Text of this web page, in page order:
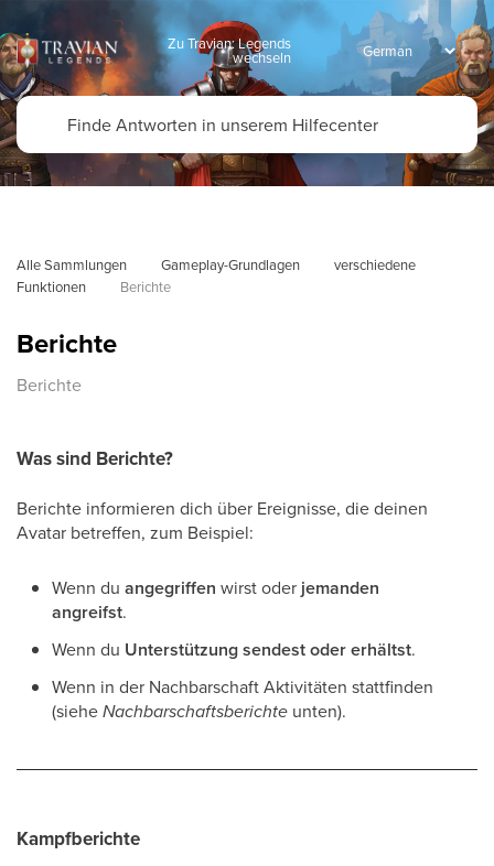
Zu Travian: Legends
wechseln
Alle Sammlungen Gameplay-Grundlagen
verschiedene
Funktionen
Berichte
Berichte
Berichte
Was sind Berichte?
Berichte informieren dich über Ereignisse, die deinen
Avatar betreffen, zum Beispiel:
Wenn du angegriffen wirst oder jemanden
angreifst.
Wenn du Unterstützung sendest oder erhältst.
Wenn in der Nachbarschaft Aktivitäten stattfinden
(sieheNachbarschaftsberichte unten).
Kampfberichte